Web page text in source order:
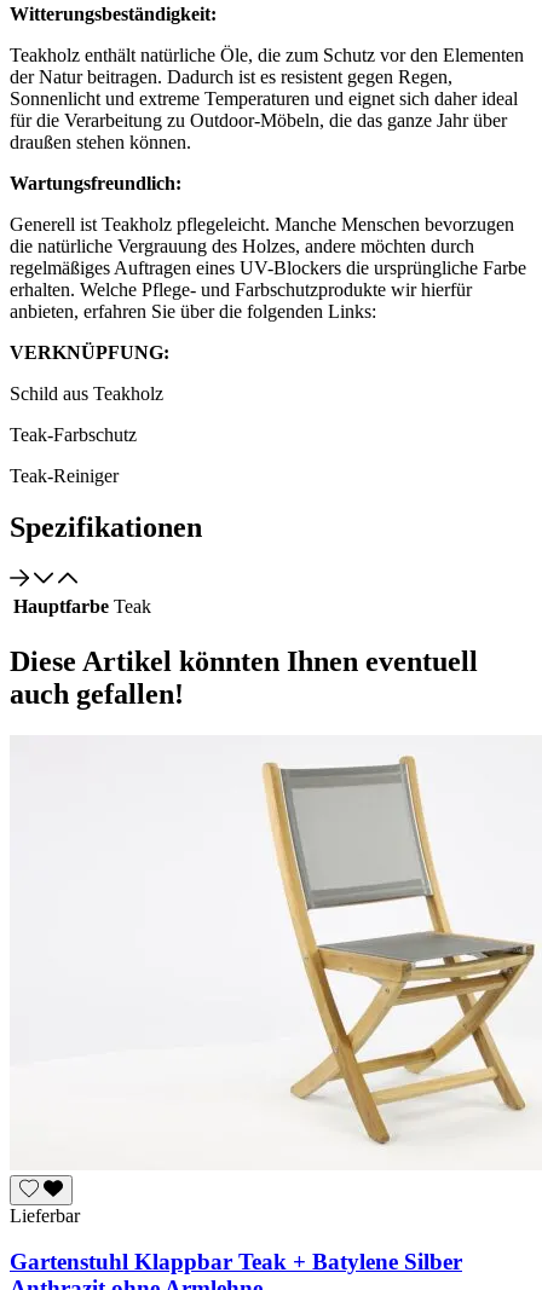
Witterungsbeständigkeit:
Teakholz enthält natürliche Öle, die zum Schutz vor den Elementen
der Natur beitragen. Dadurch ist es resistent gegen Regen,
Sonnenlicht und extreme Temperaturen und eignet sich daher ideal
für die Verarbeitung zu Outdoor-Möbeln, die das ganze Jahr über
draußen stehen können.
Wartungsfreundlich:
Generell ist Teakholz pflegeleicht. Manche Menschen bevorzugen
die natürliche Vergrauung des Holzes, andere möchten durch
regelmäßiges Auftragen eines UV-Blockers die ursprüngliche Farbe
erhalten. Welche Pflege- und Farbschutzprodukte wir hierfür
anbieten, erfahren Sie über die folgenden Links:
VERKNÜPFUNG:
Schild aus Teakholz
Teak-Farbschutz
Teak-Reiniger
Spezifikationen
Hauptfarbe Teak
Diese Artikel könnten Ihnen eventuell
auch gefallen!
Lieferbar
Gartenstuhl Klappbar Teak + Batylene Silber